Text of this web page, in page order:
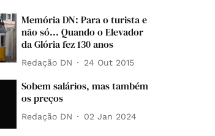
Memória DN: Para o turista e
não só... Quando o Elevador
da Glória fez 130 anos
Redação DN 24 Out 2015
Sobem salários, mas também
os preços
Redação DN 02 Jan 2024